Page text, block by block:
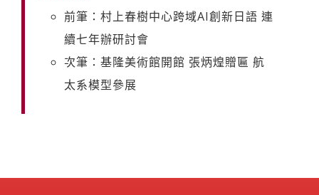
前筆：村上春樹中心跨域AI創新日語 連
續七年辦研討會
次筆：基隆美術館開館 張炳煌贈匾 航
太系模型參展